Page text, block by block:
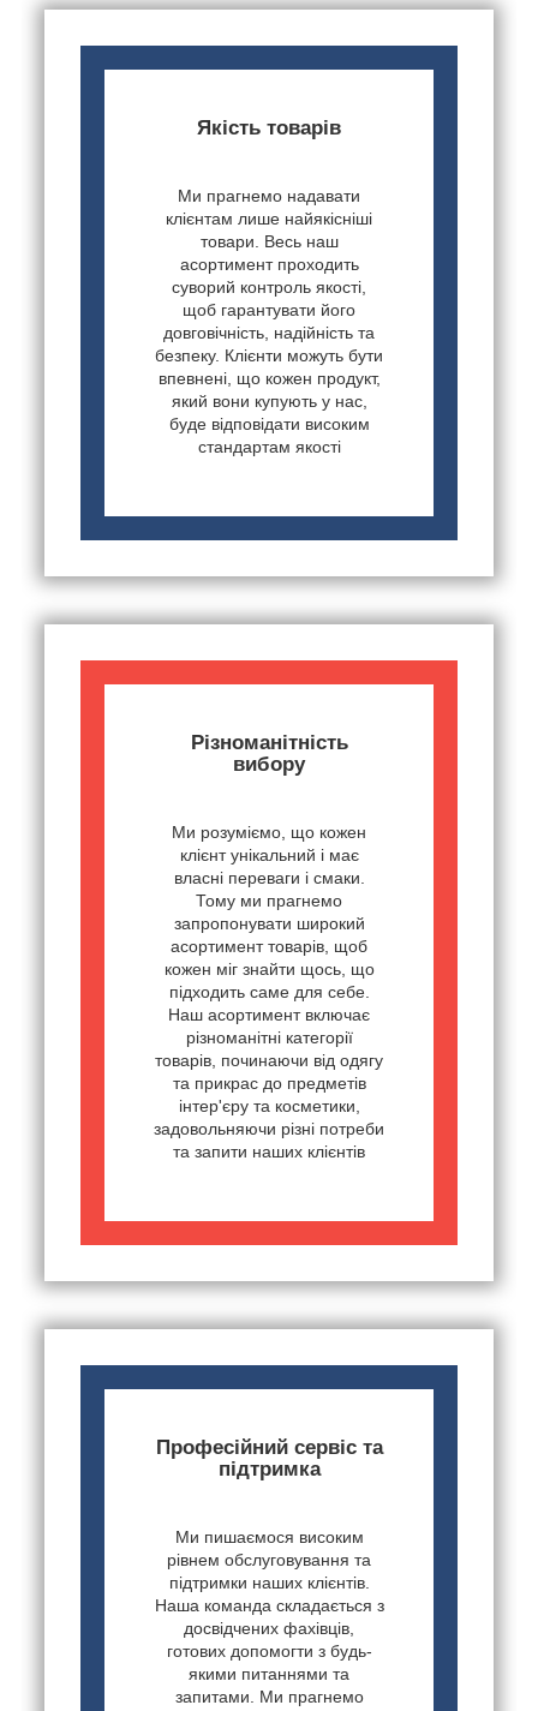
Якість товарів
Ми прагнемо надавати
клієнтам лише найякісніші
товари. Весь наш
асортимент проходить
суворий контроль якості,
щоб гарантувати його
довговічність, надійність та
безпеку. Клієнти можуть бути
впевнені, що кожен продукт,
який вони купують у нас,
буде відповідати високим
стандартам якості
Різноманітність
вибору
Ми розуміємо, що кожен
клієнт унікальний і має
власні переваги і смаки.
Тому ми прагнемо
запропонувати широкий
асортимент товарів, щоб
кожен міг знайти щось, що
підходить саме для себе.
Наш асортимент включає
різноманітні категорії
товарів, починаючи від одягу
та прикрас до предметів
інтер'єру та косметики,
задовольняючи різні потреби
та запити наших клієнтів
Професійний сервіс та
підтримка
Ми пишаємося високим
рівнем обслуговування та
підтримки наших клієнтів.
Наша команда складається з
досвідчених фахівців,
готових допомогти з будь-
якими питаннями та
запитами. Ми прагнемо